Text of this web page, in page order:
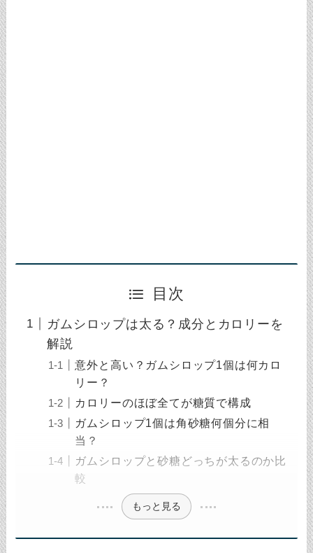
目次
ガムシロップは太る？成分とカロリーを
解説
意外と高い？ガムシロップ1個は何カロ
リー？
カロリーのほぼ全てが糖質で構成
ガムシロップ1個は角砂糖何個分に相
当？
ガムシロップと砂糖どっちが太るのか比
較
もっと見る